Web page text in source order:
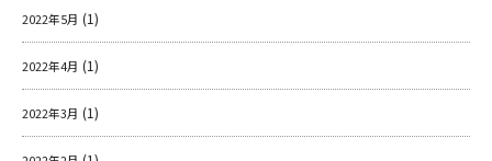
2022年5月 (1)
2022年4月 (1)
2022年3月 (1)